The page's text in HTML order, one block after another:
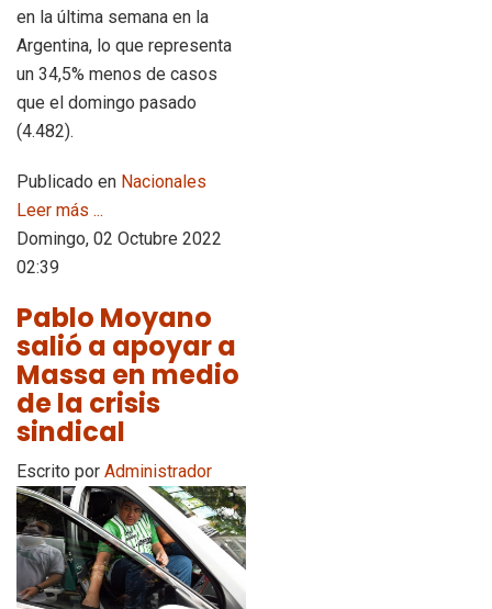
en la última semana en la
Argentina, lo que representa
un 34,5% menos de casos
que el domingo pasado
(4.482).
Publicado en Nacionales
Leer más ...
Domingo, 02 Octubre 2022
02:39
Pablo Moyano
salió a apoyar a
Massa en medio
de la crisis
sindical
Escrito por Administrador